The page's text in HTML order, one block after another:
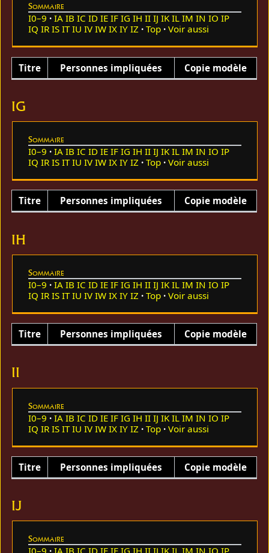
Sommaire
I0–9 IA IB IC ID IE IF IG IH II IJ IK IL IM IN IO IP
IQ IR IS IT IU IV IW IX IY IZ Top Voir aussi
Titre Personnes impliquées Copie modèle
IG
Sommaire
I0–9 IA IB IC ID IE IF IG IH II IJ IK IL IM IN IO IP
IQ IR IS IT IU IV IW IX IY IZ Top Voir aussi
Titre Personnes impliquées Copie modèle
IH
Sommaire
I0–9 IA IB IC ID IE IF IG IH II IJ IK IL IM IN IO IP
IQ IR IS IT IU IV IW IX IY IZ Top Voir aussi
Titre Personnes impliquées Copie modèle
II
Sommaire
I0–9 IA IB IC ID IE IF IG IH II IJ IK IL IM IN IO IP
IQ IR IS IT IU IV IW IX IY IZ Top Voir aussi
Titre Personnes impliquées Copie modèle
IJ
Sommaire